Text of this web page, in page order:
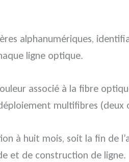
alphanumériques,
ligne optique.
associé à la fibre
multifibres
à huit mois, soit la fin de
et de construction de ligne.